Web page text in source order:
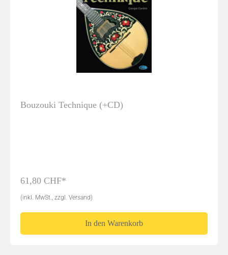
Bouzouki Technique (+CD)
61,80 CHF*
(inkl. MwSt., zzgl. Versand)
In den Warenkorb